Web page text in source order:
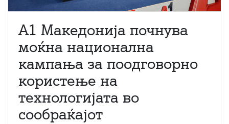
A1 Македонија почнува
моќна национална
кампања за поодговорно
користење на
технологијата во
сообраќајот